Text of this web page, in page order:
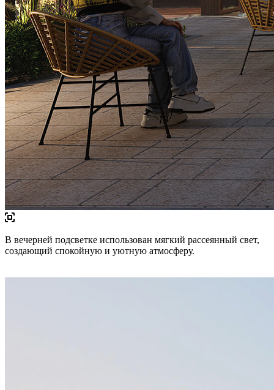
В вечерней подсветке использован мягкий рассеянный свет,
создающий спокойную и уютную атмосферу.